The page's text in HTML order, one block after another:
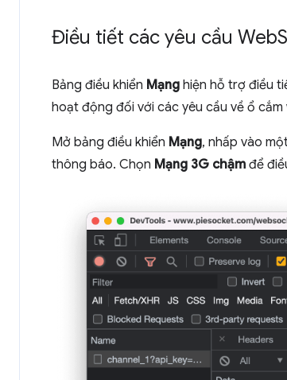
Điều tiết các yêu cầu Web
Bảng điều khiển Mạng hiện hỗ trợ điều
hoạt động đối với các yêu cầu về ổ cắm
Mở bảng điều khiển Mạng, nhấp vào
thông báo. Chọn Mạng 3G chậm để